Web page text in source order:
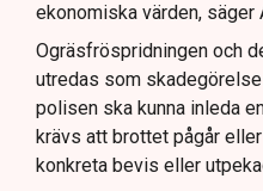
ekonomiska värden, säger
Ogräsfröspridningen och
utredas som
polisen ska kunna inleda
krävs att brottet pågår
konkreta bevis eller